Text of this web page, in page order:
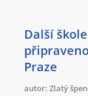
Další
Praze
autor: Zlatý